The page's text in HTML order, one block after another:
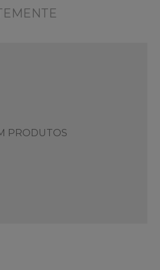
PRODUTOS